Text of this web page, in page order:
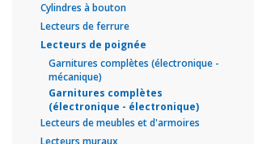
Cylindres à bouton
Lecteurs de ferrure
Lecteurs de poignée
Garnitures complètes (électronique -
mécanique)
Garnitures complètes
(électronique - électronique)
Lecteurs de meubles et d'armoires
Lecteurs muraux